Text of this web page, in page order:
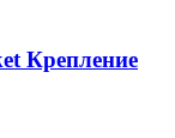
Крепление